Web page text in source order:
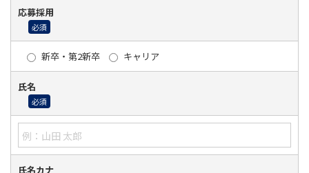
応募採用
新卒・第2新卒 キャリア
氏名
氏名カナ